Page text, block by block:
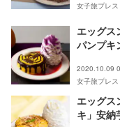
女子旅プレス
エッグス
パンプキ
2020.10.09
女子旅プレス
エッグス
キ」安納